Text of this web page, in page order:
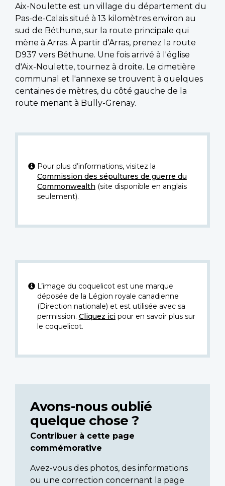
Aix-Noulette est un village du département du
Pas-de-Calais situé à 13 kilomètres environ au
sud de Béthune, sur la route principale qui
mène à Arras. À partir d'Arras, prenez la route
D937 vers Béthune. Une fois arrivé à l'église
d'Aix-Noulette, tournez à droite. Le cimetière
communal et l'annexe se trouvent à quelques
centaines de mètres, du côté gauche de la
route menant à Bully-Grenay.
Pour plus d’informations, visitez la
Commission des sépultures de guerre du
Commonwealth (site disponible en anglais
seulement).
L’image du coquelicot est une marque
déposée de la Légion royale canadienne
(Direction nationale) et est utilisée avec sa
permission. Cliquez icipour en savoir plus sur
le coquelicot.
Avons-nous oublié
quelque chose ?
Contribuer à cette page
commémorative
Avez-vous des photos, des informations
ou une correction concernant la page